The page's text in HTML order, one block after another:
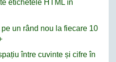
etichetele HTML în
un rând nou la fiecare 10
între cuvinte și cifre în